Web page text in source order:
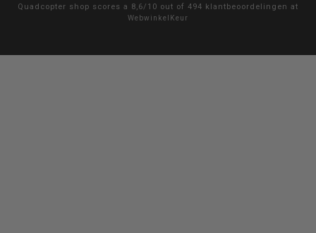
Quadcopter shop scores a 8,6/ 10 out of 494 klantbeoordelingen at
WebwinkelKeur